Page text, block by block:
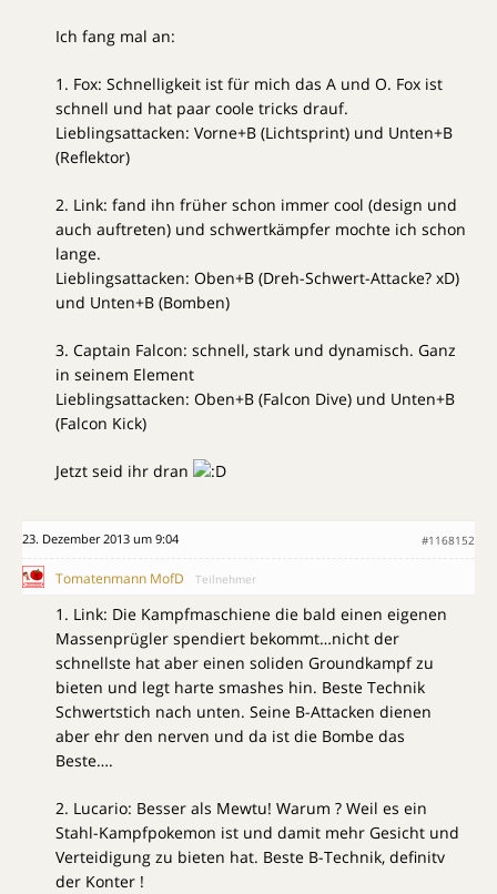
Ich fang mal an:
1. Fox: Schnelligkeit ist für mich das A und O. Fox ist
schnell und hat paar coole tricks drauf.
Lieblingsattacken: Vorne+B (Lichtsprint) und Unten+B
(Reflektor)
2. Link: fand ihn früher schon immer cool (design und
auch auftreten) und schwertkämpfer mochte ich schon
lange.
Lieblingsattacken: Oben+B (Dreh-Schwert-Attacke? xD)
und Unten+B (Bomben)
3. Captain Falcon: schnell, stark und dynamisch. Ganz
in seinem Element
Lieblingsattacken: Oben+B (Falcon Dive) und Unten+B
(Falcon Kick)
Jetzt seid ihr dran
23. Dezember 2013 um 9:04 #1168152
Tomatenmann MofD Teilnehmer
1. Link: Die Kampfmaschiene die bald einen eigenen
Massenprügler spendiert bekommt…nicht der
schnellste hat aber einen soliden Groundkampf zu
bieten und legt harte smashes hin. Beste Technik
Schwertstich nach unten. Seine B-Attacken dienen
aber ehr den nerven und da ist die Bombe das
Beste….
2. Lucario: Besser als Mewtu! Warum ? Weil es ein
Stahl-Kampfpokemon ist und damit mehr Gesicht und
Verteidigung zu bieten hat. Beste B-Technik, definitv
der Konter !